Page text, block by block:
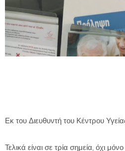
Εκ του Διευθυντή του Κέντρου
Τελικά είναι σε τρία σημεία, όχι